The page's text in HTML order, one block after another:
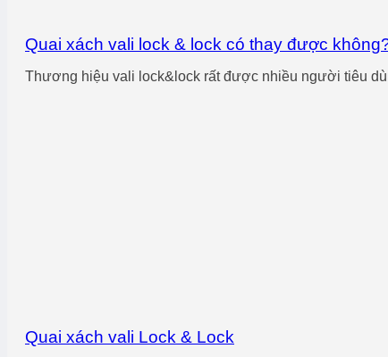
Quai xách vali lock & lock có thay được
Thương hiệu vali lock&lock rất được nhiều người tiêu
Quai xách vali Lock & Lock